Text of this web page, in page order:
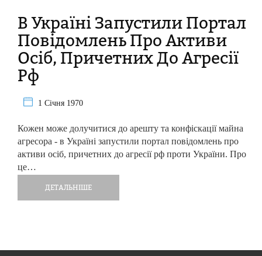
В Україні Запустили Портал
Повідомлень Про Активи
Осіб, Причетних До Агресії
Рф
1 Січня 1970
Кожен може долучитися до арешту та конфіскації майна
агресора - в Україні запустили портал повідомлень про
активи осіб, причетних до агресії рф проти України. Про
це…
ДЕТАЛЬНІШЕ